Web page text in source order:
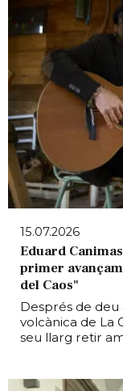
15.07.2026
Eduard
primer
del Caos"
Després de deu
volcànica de La
seu llarg retir